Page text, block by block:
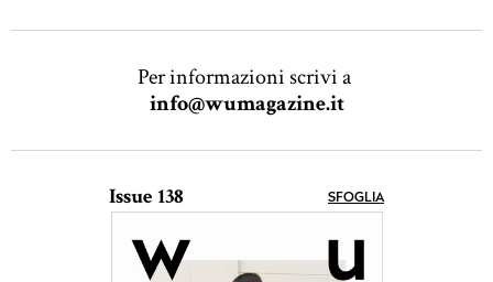
Per informazioni scrivi a
info@wumagazine.it
Issue 138 SFOGLIA